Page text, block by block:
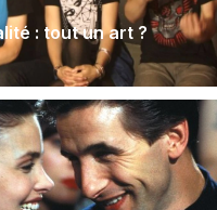
: tout un art ?